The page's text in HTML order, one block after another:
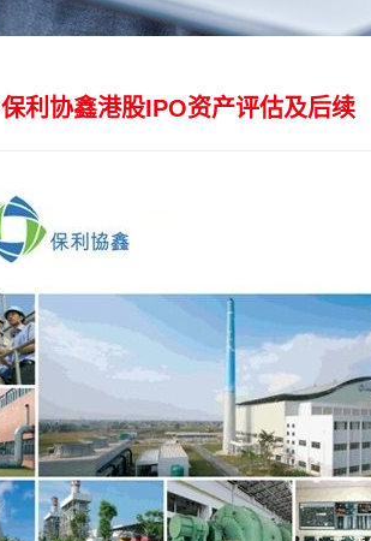
保利协鑫港股IPO资产评估及后续